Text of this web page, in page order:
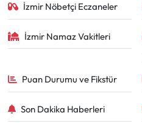
İzmir Nöbetçi Eczaneler
İzmir Namaz Vakitleri
Puan Durumu ve Fikstür
Son Dakika Haberleri